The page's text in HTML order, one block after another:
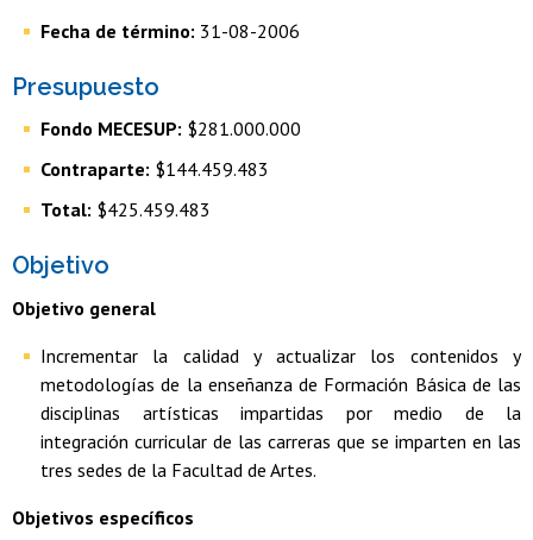
Fecha de término: 31-08-2006
Presupuesto
Fondo MECESUP: $281.000.000
Contraparte: $144.459.483
Total: $425.459.483
Objetivo
Objetivo general
Incrementar la calidad y actualizar los contenidos y
metodologías de la enseñanza de Formación Básica de las
disciplinas artísticas impartidas por medio de la
integración curricular de las carreras que se imparten en las
tres sedes de la Facultad de Artes.
Objetivos específicos